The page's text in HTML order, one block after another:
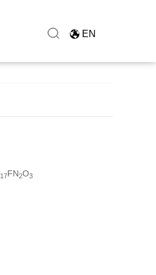
EN
17FN2O3